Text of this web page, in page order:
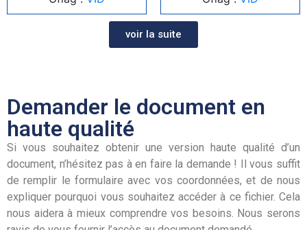
voir la suite
Demander le document en
haute qualité
Si vous souhaitez obtenir une version haute qualité d’un
document, n’hésitez pas à en faire la demande ! Il vous suffit
de remplir le formulaire avec vos coordonnées, et de nous
expliquer pourquoi vous souhaitez accéder à ce fichier. Cela
nous aidera à mieux comprendre vos besoins. Nous serons